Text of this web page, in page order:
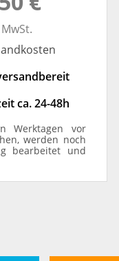
ca. 24-48h
Werktagen vor
werden noch
bearbeitet und